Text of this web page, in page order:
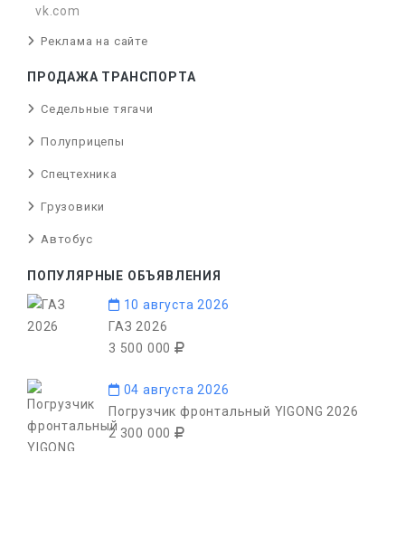
vk.com
Реклама на сайте
ПРОДАЖА ТРАНСПОРТА
Седельные тягачи
Полуприцепы
Спецтехника
Грузовики
Автобус
ПОПУЛЯРНЫЕ ОБЪЯВЛЕНИЯ
10 августа 2026
ГАЗ 2026
3 500 000
04 августа 2026
Погрузчик фронтальный YIGONG 2026
2 300 000